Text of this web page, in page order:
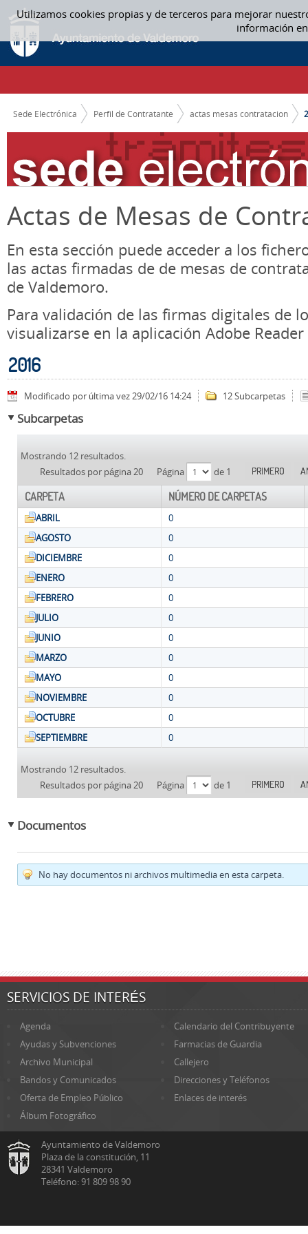
Utilizamos cookies propias y de terceros para mejorar
información
Saltar al contenido
2016 - ACTAS MESAS CONTRATACION
CAMINO DE MIGAS
Sede Electrónica Perfil de Contratante actas mesas contratacion
Actas de Mesas de
En esta sección puede acceder a los
las actas firmadas de de mesas de
de Valdemoro.
Para validación de las firmas digitales de
visualizarse en la aplicación Adobe Reader
2016
Modificado por última vez 29/02/16 14:24 12 Subcarpetas
Subcarpetas
Mostrando 12 resultados.
Resultados por página 20
Página de 1 PRIMERO
CARPETA NÚMERO DE CARPETAS
ABRIL
0
AGOSTO
0
DICIEMBRE
0
ENERO
0
FEBRERO
0
JULIO
0
JUNIO
0
MARZO
0
MAYO
0
NOVIEMBRE
0
OCTUBRE
0
SEPTIEMBRE
0
Mostrando 12 resultados.
Resultados por página 20
Página de 1 PRIMERO
Documentos
No hay documentos ni archivos multimedia en esta carpeta.
SERVICIOS DE INTERÉS
Agenda
Calendario del Contribuyente
Ayudas y Subvenciones
Farmacias de Guardia
Archivo Municipal
Callejero
Bandos y Comunicados
Direcciones y Teléfonos
Oferta de Empleo Público
Enlaces de interés
Álbum Fotográfico
Ayuntamiento de Valdemoro
Plaza de la constitución, 11
28341 Valdemoro
Teléfono: 91 809 98 90